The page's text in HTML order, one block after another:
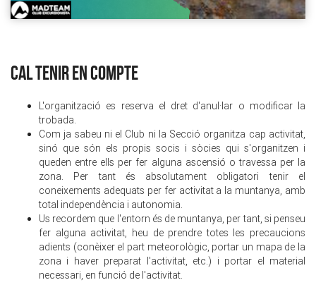
CAL TENIR EN COMPTE
L'organització es reserva el dret d'anul·lar o modificar la
trobada.
Com ja sabeu ni el Club ni la Secció organitza cap activitat,
sinó que són els propis socis i sòcies qui s'organitzen i
queden entre ells per fer alguna ascensió o travessa per la
zona. Per tant és absolutament obligatori tenir el
coneixements adequats per fer activitat a la muntanya, amb
total independència i autonomia.
Us recordem que l'entorn és de muntanya, per tant, si penseu
fer alguna activitat, heu de prendre totes les precaucions
adients (conèixer el part meteorològic, portar un mapa de la
zona i haver preparat l'activitat, etc.) i portar el material
necessari, en funció de l'activitat.